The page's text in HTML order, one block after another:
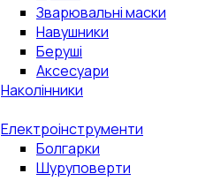
Зварювальні маски
Навушники
Беруші
Аксесуари
Наколінники
Електроінструменти
Болгарки
Шуруповерти